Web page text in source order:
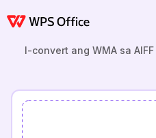
I-convert ang WMA sa